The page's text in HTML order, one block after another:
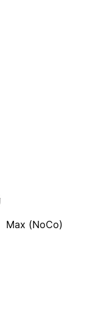
Max (NoCo)